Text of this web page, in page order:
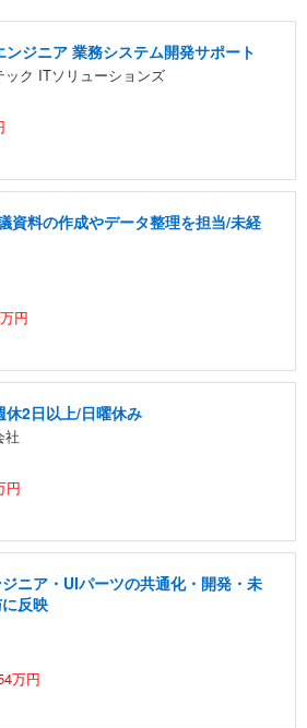
ンジニア 業務システム開発サポート
ク ITソリューションズ
資料の作成やデータ整理を担当/未経
円
休2日以上/日曜休み
社
円
ニア・UIパーツの共通化・開発・未
反映
万円